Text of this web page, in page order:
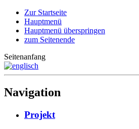
Zur Startseite
Hauptmenü
Hauptmenü überspringen
zum Seitenende
Seitenanfang
Navigation
Projekt